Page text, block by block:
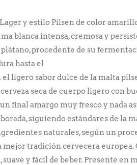
y estilo Pilsen de color
blanca intensa, cremosa y
plátano, procedente de su
hasta el
ligero sabor dulce de la malta
seca de cuerpo ligero con
final amargo muy fresco y nada
siguiendo estándares de la
naturales, según un
mejor tradición cervecera europea.
y fácil de beber. Presente en